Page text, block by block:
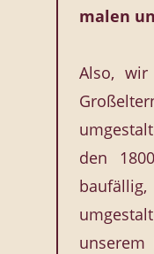
malen
Also,
den